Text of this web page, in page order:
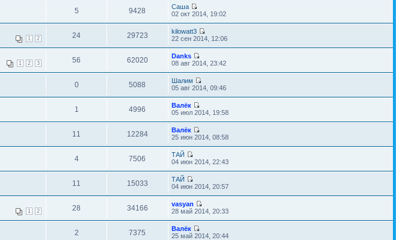
5 9428
Саша
02 окт 2014, 19:02
1 2 24 29723
kilowatt3
22 сен 2014, 12:06
1 2 3 56 62020
Danks
08 авг 2014, 23:42
0 5088
Шалим
05 авг 2014, 09:46
1 4996
Валёк
05 июл 2014, 19:58
11 12284
Валёк
25 июн 2014, 08:58
4 7506
ТАЙ
04 июн 2014, 22:43
11 15033
ТАЙ
04 июн 2014, 20:57
1 2 28 34166
vasyan
28 май 2014, 20:33
2 7375
Валёк
25 май 2014, 20:44